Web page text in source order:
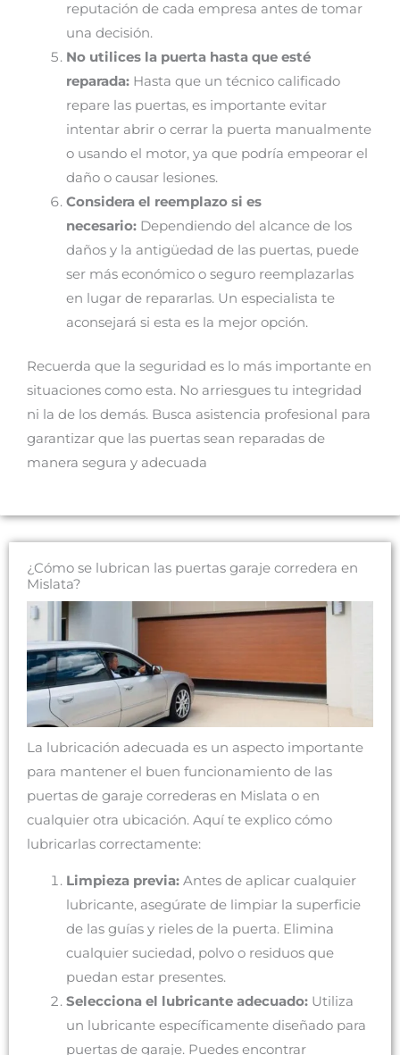
reputación de cada empresa antes de tomar
una decisión.
No utilices la puerta hasta que esté
reparada:Hasta que un técnico calificado
repare las puertas, es importante evitar
intentar abrir o cerrar la puerta manualmente
o usando el motor, ya que podría empeorar el
daño o causar lesiones.
Considera el reemplazo si es
necesario:Dependiendo del alcance de los
daños y la antigüedad de las puertas, puede
ser más económico o seguro reemplazarlas
en lugar de repararlas. Un especialista te
aconsejará si esta es la mejor opción.
Recuerda que la seguridad es lo más importante en
situaciones como esta. No arriesgues tu integridad
ni la de los demás. Busca asistencia profesional para
garantizar que las puertas sean reparadas de
manera segura y adecuada
¿Cómo se lubrican las puertas garaje corredera en
Mislata?
La lubricación adecuada es un aspecto importante
para mantener el buen funcionamiento de las
puertas de garaje correderas en Mislata o en
cualquier otra ubicación. Aquí te explico cómo
lubricarlas correctamente:
Limpieza previa:Antes de aplicar cualquier
lubricante, asegúrate de limpiar la superficie
de las guías y rieles de la puerta. Elimina
cualquier suciedad, polvo o residuos que
puedan estar presentes.
Selecciona el lubricante adecuado:Utiliza
un lubricante específicamente diseñado para
puertas de garaje. Puedes encontrar